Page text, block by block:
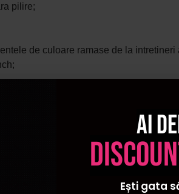
pilire;
de culoare ramase de la intretineri
Ai
Ești gata